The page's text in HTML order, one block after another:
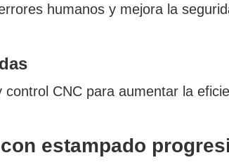
humanos y mejora la
CNC para aumentar la
estampado